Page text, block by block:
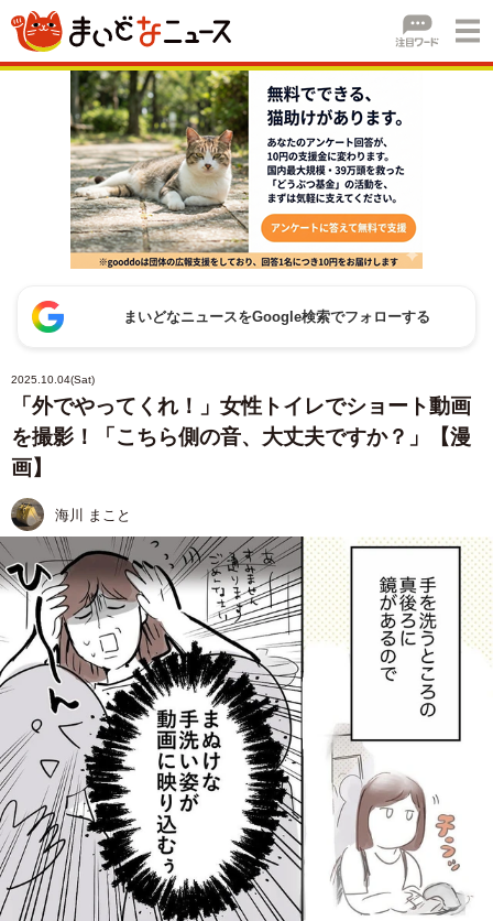
まいどなニュースをGoogle検索でフォローする
2025.10.04(Sat)
「外でやってくれ！」女性トイレでショート動画
を撮影！「こちら側の音、大丈夫ですか？」【漫
画】
海川 まこと